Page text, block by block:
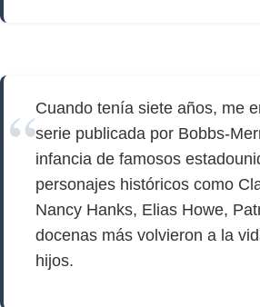
Cuando tenía siete años, me
serie publicada por Bobbs-
infancia de famosos
personajes históricos como
Nancy Hanks, Elias Howe,
docenas más volvieron a la
hijos.